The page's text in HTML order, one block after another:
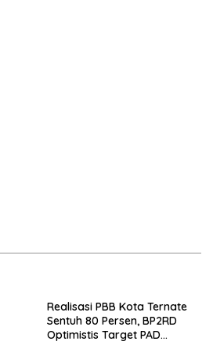
Realisasi PBB Kota Ternate
Sentuh 80 Persen, BP2RD
Optimistis Target PAD